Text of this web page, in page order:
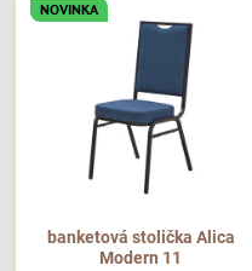
vyzerať skvele vo vonkajších
jedálenských priestoroch, pri
bistrových stoloch a v...
NOVINKA
banketová stolička Alica
Modern 11